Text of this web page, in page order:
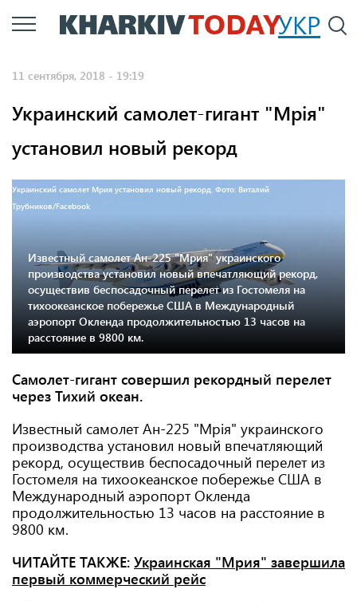
Перейти
к
УКР
11 сентября, 2018 - 19:19
Украинский самолет-гигант "Мрія"
установил новый рекорд
Украинский самолет Мрия установил новый рекорд. Фото: Виталий
Трубников/Facebook
Известный самолет Ан-225 "Мрия" украинского
производства установил новый впечатляющий рекорд,
осуществив беспосадочный перелет из Гостомеля на
тихоокеанское побережье США в Международный
аэропорт Окленда продолжительностью 13 часов на
расстояние в 9800 км.
Самолет-гигант совершил рекордный перелет
через Тихий океан.
Известный самолет Ан-225 "Мрія" украинского
производства установил новый впечатляющий
рекорд, осуществив беспосадочный перелет из
Гостомеля на тихоокеанское побережье США в
Международный аэропорт Окленда
продолжительностью 13 часов на расстояние в
9800 км.
ЧИТАЙТЕ ТАКЖЕ: Украинская "Мрия" завершила
первый коммерческий рейс